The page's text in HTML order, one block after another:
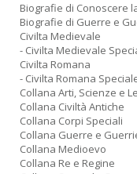
Biografie di Conoscere
Biografie di Guerre e
Civilta Medievale
- Civilta Medievale
Civilta Romana
- Civilta Romana
Collana Arti, Scienze e
Collana Civiltà Antiche
Collana Corpi Speciali
Collana Guerre e
Collana Medioevo
Collana Re e Regine